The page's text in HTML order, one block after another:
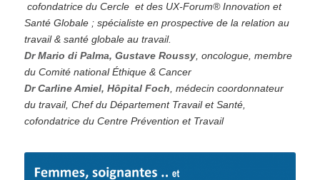
cofondatrice du Cercle et des UX-Forum® Innovation et
Santé Globale ; spécialiste en prospective de la relation au
travail & santé globale au travail.
Dr Mario di Palma, Gustave Roussy, oncologue, membre
du Comité national Éthique & Cancer
Dr Carline Amiel, Hôpital Foch, médecin coordonnateur
du travail, Chef du Département Travail et Santé,
cofondatrice du Centre Prévention et Travail